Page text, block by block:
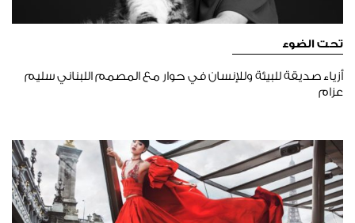
تحت الضوء
أزياء صديقة للبيئة وللإنسان في حوار مع المصمم اللبناني سليم
عزام